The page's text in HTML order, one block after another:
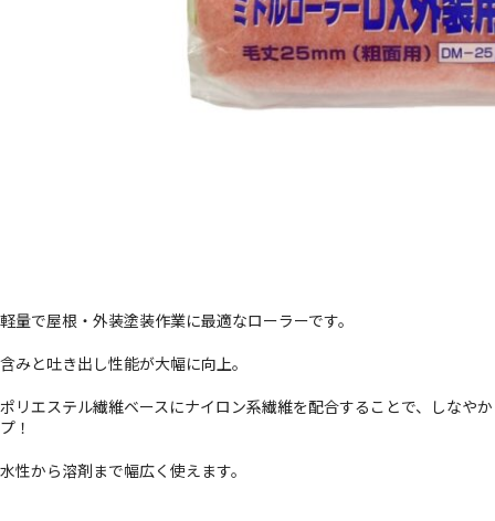
軽量で屋根・外装塗装作業に最適なローラーです。
含みと吐き出し性能が大幅に向上。
ポリエステル繊維ベースにナイロン系繊維を配合することで、しなや
プ！
水性から溶剤まで幅広く使えます。